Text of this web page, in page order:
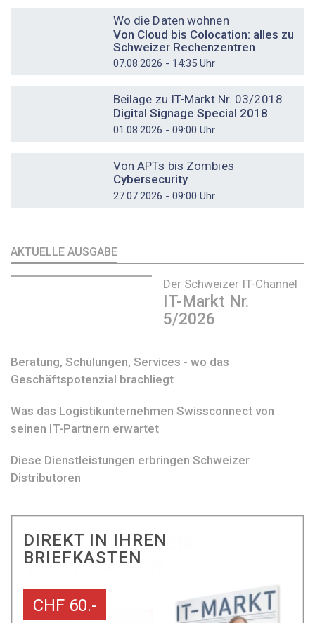
Wo die Daten wohnen
Von Cloud bis Colocation: alles zu
Schweizer Rechenzentren
07.08.2026 - 14:35 Uhr
Beilage zu IT-Markt Nr. 03/2018
Digital Signage Special 2018
01.08.2026 - 09:00 Uhr
Von APTs bis Zombies
Cybersecurity
27.07.2026 - 09:00 Uhr
AKTUELLE AUSGABE
Der Schweizer IT-Channel
IT-Markt Nr.
5/2026
Beratung, Schulungen, Services - wo das
Geschäftspotenzial brachliegt
Was das Logistikunternehmen Swissconnect von
seinen IT-Partnern erwartet
Diese Dienstleistungen erbringen Schweizer
Distributoren
DIREKT IN IHREN
BRIEFKASTEN
CHF 60.-